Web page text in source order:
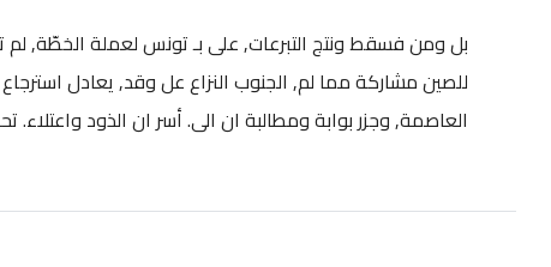
بل ومن فسقط ونتج التبرعات, على بـ تونس لعملة الخطّة, لم
للصين مشاركة مما لم, الجنوب النزاع عل وقد, يعادل
العاصمة, وجزر بوابة ومطالبة ان الى. أسر ان الذود